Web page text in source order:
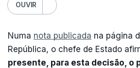
OUVIR
Numa nota publicada na página
República, o chefe de Estado
presente, para esta decisão, o